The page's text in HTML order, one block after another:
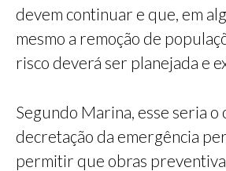
devem continuar e que, em
mesmo a remoção de
risco deverá ser planejada e
Segundo Marina, esse seria o
decretação da emergência
permitir que obras